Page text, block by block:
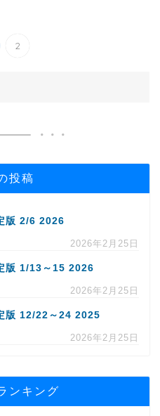
2
投稿
版 2/6 2026
2026年2月25日
版 1/13～15 2026
2026年2月25日
版 12/22～24 2025
2026年2月25日
ンキング